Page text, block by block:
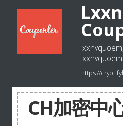
https://
CH加密中